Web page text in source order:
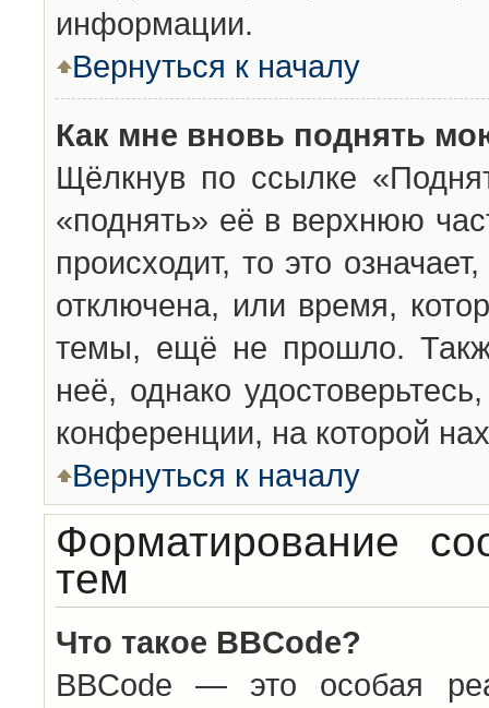
информации.
Вернуться к началу
Как мне вновь поднять
Щёлкнув по ссылке
«поднять» её в верхнюю
происходит, то это
отключена, или время,
темы, ещё не прошло.
неё, однако
конференции, на которой
Вернуться к началу
Форматирование
тем
Что такое BBCode?
BBCode — это особая